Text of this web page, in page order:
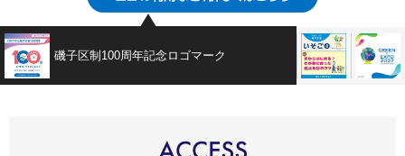
磯子区制100周年記念ロゴマーク 広報よこ